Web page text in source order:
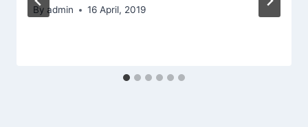
By admin 16 April, 2019